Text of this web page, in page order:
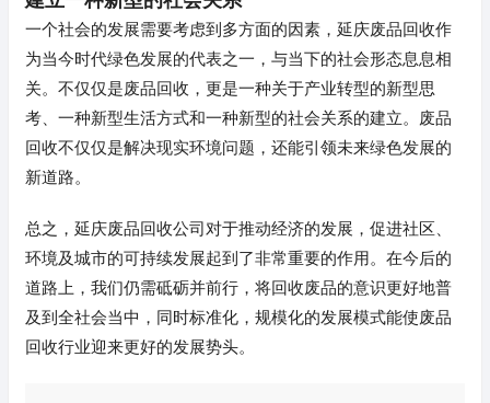
一个社会的发展需要考虑到多方面的因素，延庆废品回收作
为当今时代绿色发展的代表之一，与当下的社会形态息息相
关。不仅仅是废品回收，更是一种关于产业转型的新型思
考、一种新型生活方式和一种新型的社会关系的建立。废品
回收不仅仅是解决现实环境问题，还能引领未来绿色发展的
新道路。
总之，延庆废品回收公司对于推动经济的发展，促进社区、
环境及城市的可持续发展起到了非常重要的作用。在今后的
道路上，我们仍需砥砺并前行，将回收废品的意识更好地普
及到全社会当中，同时标准化，规模化的发展模式能使废品
回收行业迎来更好的发展势头。